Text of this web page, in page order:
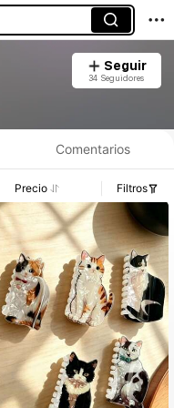
Seguir
34 Seguidores
Comentarios
Precio Filtros